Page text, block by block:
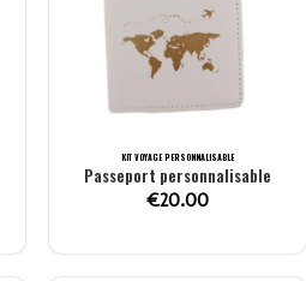
KIT VOYAGE PERSONNALISABLE
Passeport personnalisable
€20.00